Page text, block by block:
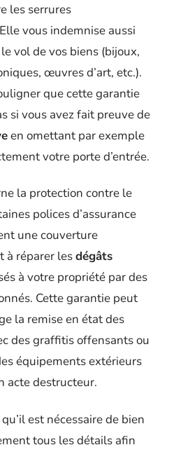
les serrures
vous indemnise aussi
vol de vos biens (bijoux,
œuvres d’art, etc.).
que cette garantie
si vous avez fait preuve de
en omettant par exemple
votre porte d’entrée.
la protection contre le
polices d’assurance
une couverture
à réparer lesdégâts
à votre propriété par des
Cette garantie peut
la remise en état des
des graffitis offensants ou
équipements extérieurs
acte destructeur.
est nécessaire de bien
tous les détails afin